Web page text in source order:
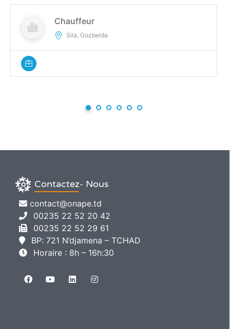
Chauffeur
Sila, Gozbeida
Contactez- Nous
contact@onape.td
00235 22 52 20 42
00235 22 52 29 61
BP: 721 N’djamena – TCHAD
Horaire : 8h – 16h:30